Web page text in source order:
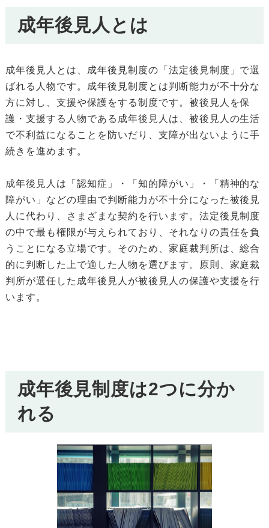
成年後見人とは
成年後見人とは、成年後見制度の「法定後見制度」で選
ばれる人物です。成年後見制度とは判断能力が不十分な
方に対し、支援や保護をする制度です。被後見人を保
護・支援する人物である成年後見人は、被後見人の生活
で不利益になることを防いだり、支障が出ないように手
続きを進めます。
成年後見人は「認知症」・「知的障がい」・「精神的な
障がい」などの理由で判断能力が不十分になった被後見
人に代わり、さまざまな契約を行います。法定後見制度
の中で最も権限が与えられており、それなりの責任を負
うことになる立場です。そのため、家庭裁判所は、総合
的に判断した上で適した人物を選びます。原則、家庭裁
判所が選任した成年後見人が被後見人の保護や支援を行
います。
成年後見制度は2つに分か
れる